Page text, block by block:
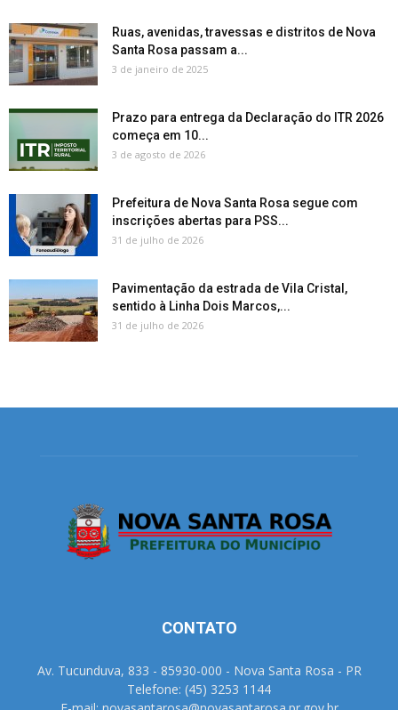
Ruas, avenidas, travessas e distritos de Nova
Santa Rosa passam a...
3 de janeiro de 2025
Prazo para entrega da Declaração do ITR 2026
começa em 10...
3 de agosto de 2026
Prefeitura de Nova Santa Rosa segue com
inscrições abertas para PSS...
31 de julho de 2026
Pavimentação da estrada de Vila Cristal,
sentido à Linha Dois Marcos,...
31 de julho de 2026
CONTATO
Av. Tucunduva, 833 - 85930-000 - Nova Santa Rosa - PR
Telefone: (45) 3253 1144